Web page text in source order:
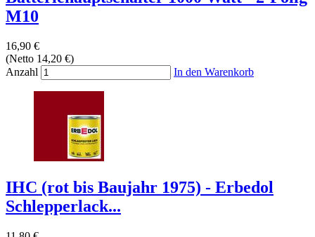
M10
16,90 €
(Netto 14,20 €)
Anzahl
In den Warenkorb
IHC (rot bis Baujahr 1975) - Erbedol
Schlepperlack...